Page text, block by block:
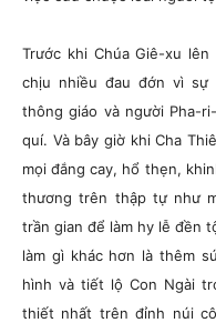
Trước khi Chúa Giê-xu
chịu nhiều đau đớn vì sự
thông giáo và người Pha-
quí. Và bây giờ khi Cha
mọi đắng cay, hổ thẹn,
thương trên thập tự như
trần gian để làm hy lễ đền
làm gì khác hơn là thêm
hình và tiết lộ Con Ngài
thiết nhất trên đỉnh núi